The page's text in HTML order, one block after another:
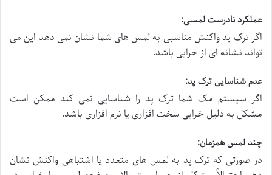
عملکرد نادرست لمسی:
اگر ترک پد واکنش مناسبی به لمس های شما نشان نمی دهد این می
تواند نشانه ای از خرابی باشد.
عدم شناسایی ترک پد:
اگر سیستم مک شما ترک پد را شناسایی نمی کند ممکن است
مشکل به دلیل خرابی سخت افزاری یا نرم افزاری باشد.
چند لمس همزمان:
در صورتی که ترک پد به لمس های متعدد یا اشتباهی واکنش نشان